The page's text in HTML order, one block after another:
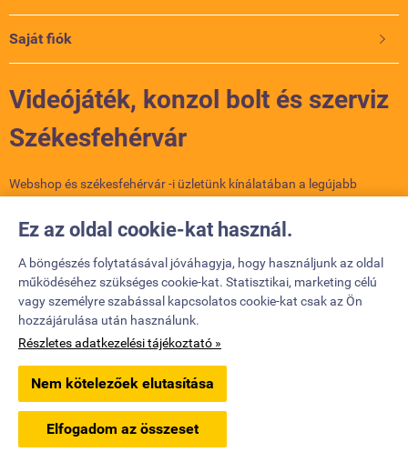
Ez az oldal cookie-kat használ.
A böngészés folytatásával jóváhagyja, hogy használjunk az oldal
működéséhez szükséges cookie-kat. Statisztikai, marketing célú
vagy személyre szabással kapcsolatos cookie-kat csak az Ön
hozzájárulása után használunk.
Részletes adatkezelési tájékoztató »
Nem kötelezőek elutasítása
Elfogadom az összeset
Saját fiók 
Videójáték, konzol bolt és szerviz
Székesfehérvár
Webshop és székesfehérvár -i üzletünk kínálatában a legújabb
– nálunk minden gamer megtalálja a számítását. Szakértő
csapatunk segít a választásban, és szervizünkben a meghibásodott
konzolokat is megjavítjuk. Látogass el hozzánk, vagy rendelj online!
Elérhetőségek
Webáruház készítésa StartÜzlettel.